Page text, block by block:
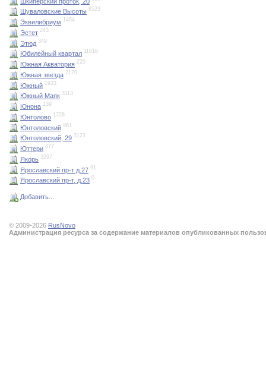
Шуваловские Высоты 8523
Эквилибриум 1464
Эстет 243
Этюд 349
Юбилейный квартал 11616
Южная Акватория 220
Южная звезда 2170
Южный 1933
Южный Маяк 3113
Юнона 139
Юнтолово 1728
Юнтоловский 961
Юнтоловский, 29 3123
Юттери 477
Якорь 3297
Ярославский пр-т д.27 91
Ярославский пр-т, д.23 0
Добавить...
© 2009-2026 RusNovo
Администрация ресурса за содержание материалов опубликованных